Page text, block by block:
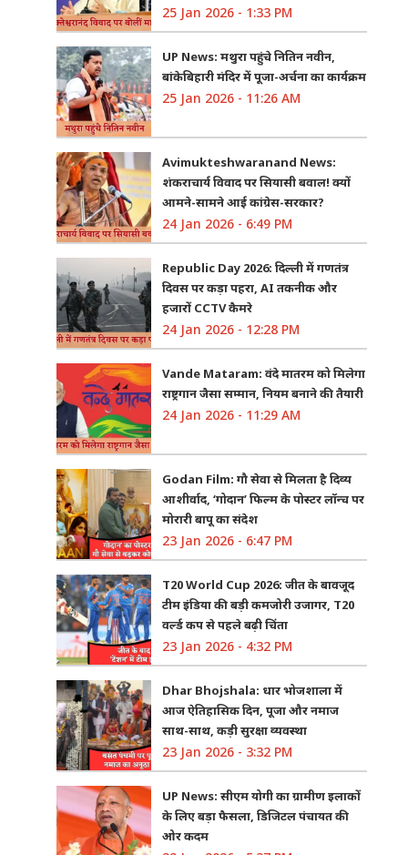
25 Jan 2026 - 1:33 PM
UP News: मथुरा पहुंचे नितिन नवीन,
बांकेबिहारी मंदिर में पूजा-अर्चना का कार्यक्रम
25 Jan 2026 - 11:26 AM
Avimukteshwaranand News:
शंकराचार्य विवाद पर सियासी बवाल! क्यों
आमने-सामने आई कांग्रेस-सरकार?
24 Jan 2026 - 6:49 PM
Republic Day 2026: दिल्ली में गणतंत्र
दिवस पर कड़ा पहरा, AI तकनीक और
हजारों CCTV कैमरे
24 Jan 2026 - 12:28 PM
Vande Mataram: वंदे मातरम को मिलेगा
राष्ट्रगान जैसा सम्मान, नियम बनाने की तैयारी
24 Jan 2026 - 11:29 AM
Godan Film: गौ सेवा से मिलता है दिव्य
आशीर्वाद, ‘गोदान’ फिल्म के पोस्टर लॉन्च पर
मोरारी बापू का संदेश
23 Jan 2026 - 6:47 PM
T20 World Cup 2026: जीत के बावजूद
टीम इंडिया की बड़ी कमजोरी उजागर, T20
वर्ल्ड कप से पहले बढ़ी चिंता
23 Jan 2026 - 4:32 PM
Dhar Bhojshala: धार भोजशाला में
आज ऐतिहासिक दिन, पूजा और नमाज
साथ-साथ, कड़ी सुरक्षा व्यवस्था
23 Jan 2026 - 3:32 PM
UP News: सीएम योगी का ग्रामीण इलाकों
के लिए बड़ा फैसला, डिजिटल पंचायत की
ओर कदम